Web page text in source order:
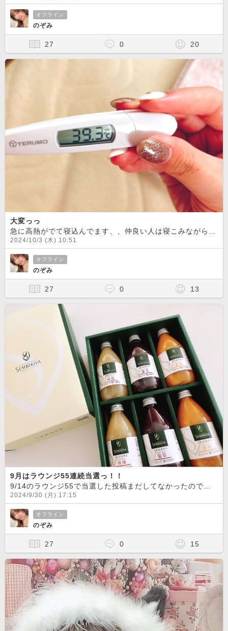
オフライン
のぞみ
27 0 20
大変っっ
2024/10/3 (木) 10:51
オフライン
のぞみ
27 0 13
9月はラウンジ55連続当選っ！！
2024/9/30 (月) 17:15
オフライン
のぞみ
27 0 15